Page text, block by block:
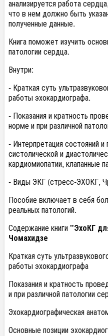
анализируется работа
что в нем должно быть
полученные данные.
Книга поможет изучить
патологии сердца.
Внутри:
- Краткая суть
работы эхокардиографа.
- Показания и кратность
норме и при различной
- Интерпретация состояний и
систолической и
кардиомиопатии, клапанные
- Виды ЭКГ (стресс-ЭХОКГ,
Пособие включает в себя
реальных патологий.
Содержание книги"ЭхоКГ
Чомахидзе
Краткая суть
работы эхокардиографа
Показания и кратность
и при различной патологии
Эхокардиографическая
Основные позиции